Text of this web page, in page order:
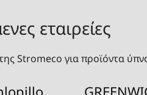
εταιρείες
Stromeco για προϊόντα